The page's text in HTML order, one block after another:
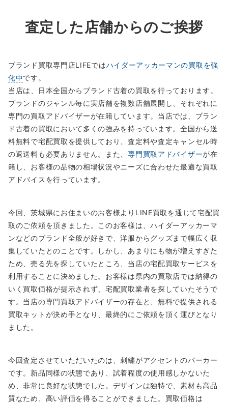
査定した店舗からのご挨拶
ブランド買取専門店LIFEではハイダーアッカーマンの買取を強
化中です。
当店は、日本全国からブランド古着の買取を行っております。
ブランドのジャンル毎に実店舗を複数店舗展開し、それぞれに
専門の買取アドバイザーが在籍しています。当店では、ブラン
ド古着の買取において多くの強みを持っています。全国から送
料無料で宅配買取を提供しており、査定料や査定キャンセル時
の返送料も必要ありません。また、専門買取アドバイザーが在
籍し、お客様の品物の相場状況やニーズに合わせた最適な買取
アドバイスを行っています。
今回、茨城県にお住まいのお客様よりLINE買取を通じて宅配買
取のご依頼を頂きました。このお客様は、ハイダーアッカーマ
ンなどのブランド全般が好きで、洋服からグッズまで幅広く収
集していたとのことです。しかし、あまりにも物が増えすぎた
ため、売る先を探していたところ、当店の宅配買取サービスを
利用することに決めました。お客様は県内の買取店では納得の
いく買取価格が提示されず、宅配買取業者を探していたそうで
す。当店の専門買取アドバイザーの存在と、無料で提供される
買取キットが決め手となり、最終的にご依頼を頂く運びとなり
ました。
今回査定させていただいたのは、刺繡がアクセントのパーカー
です。新品同様の状態であり、試着程度の使用感しかないた
め、非常に良好な状態でした。デザインは独特で、素材も高品
質なため、高い評価を得ることができました。買取価格は